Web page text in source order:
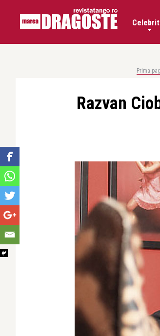
Prima
Razvan